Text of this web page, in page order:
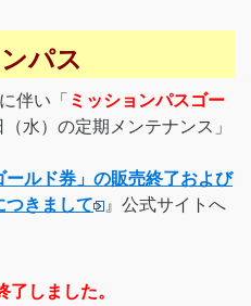
パス
伴い「ミッションパスゴー
水）の定期メンテナンス」
ールド券」の販売終了および
つきまして 』公式サイトへ
しました。